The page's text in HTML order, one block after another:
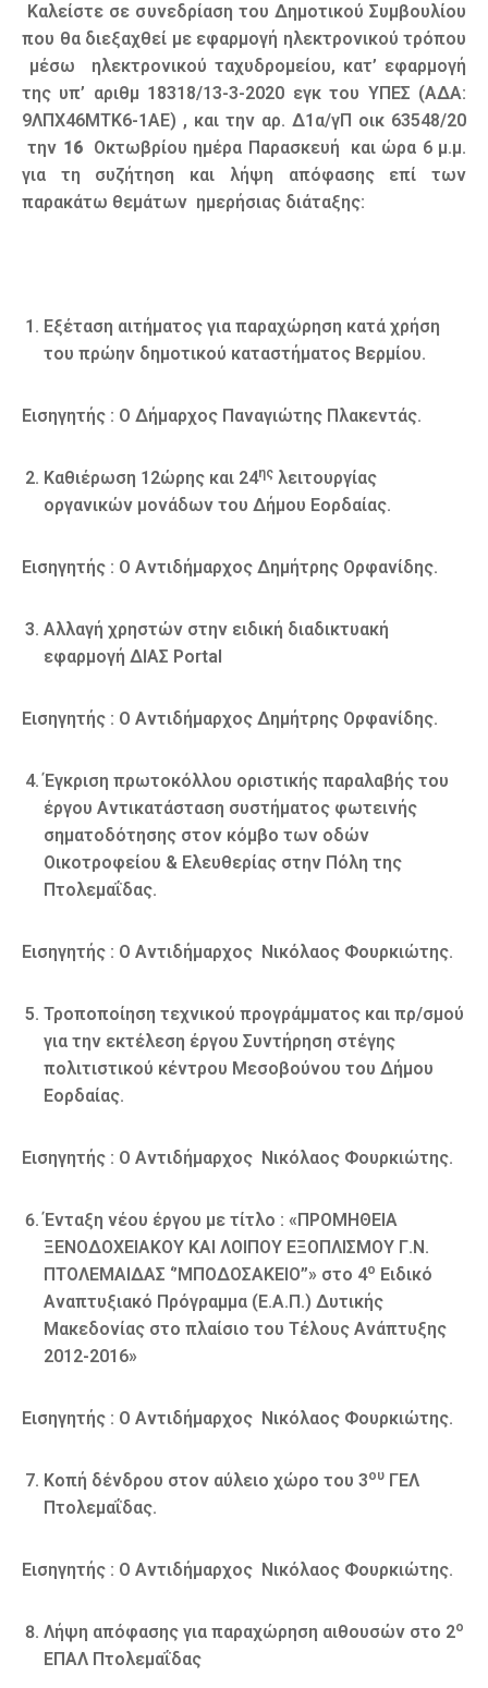
Καλείστε σε συνεδρίαση του Δημοτικού Συμβουλίου
που θα διεξαχθεί με εφαρμογή ηλεκτρονικού τρόπου
μέσω ηλεκτρονικού ταχυδρομείου, κατ’ εφαρμογή
της υπ’ αριθμ 18318/13-3-2020 εγκ του ΥΠΕΣ (ΑΔΑ:
9ΛΠΧ46ΜΤΚ6-1ΑΕ) , και την αρ. Δ1α/γΠ οικ 63548/20
την 16Οκτωβρίου ημέρα Παρασκευή και ώρα 6 μ.μ.
για τη συζήτηση και λήψη απόφασης επί των
παρακάτω θεμάτων ημερήσιας διάταξης:
Εξέταση αιτήματος για παραχώρηση κατά χρήση
του πρώην δημοτικού καταστήματος Βερμίου.
Εισηγητής : Ο Δήμαρχος Παναγιώτης Πλακεντάς.
Καθιέρωση 12ώρης και 24ης λειτουργίας
οργανικών μονάδων του Δήμου Εορδαίας.
Εισηγητής : Ο Αντιδήμαρχος Δημήτρης Ορφανίδης.
Αλλαγή χρηστών στην ειδική διαδικτυακή
εφαρμογή ΔΙΑΣ Portal
Εισηγητής : Ο Αντιδήμαρχος Δημήτρης Ορφανίδης.
Έγκριση πρωτοκόλλου οριστικής παραλαβής του
έργου Αντικατάσταση συστήματος φωτεινής
σηματοδότησης στον κόμβο των οδών
Οικοτροφείου & Ελευθερίας στην Πόλη της
Πτολεμαΐδας.
Εισηγητής : Ο Αντιδήμαρχος Νικόλαος Φουρκιώτης.
Τροποποίηση τεχνικού προγράμματος και πρ/σμού
για την εκτέλεση έργου Συντήρηση στέγης
πολιτιστικού κέντρου Μεσοβούνου του Δήμου
Εορδαίας.
Εισηγητής : Ο Αντιδήμαρχος Νικόλαος Φουρκιώτης.
Ένταξη νέου έργου με τίτλο : «ΠΡΟΜΗΘΕΙΑ
ΞΕΝΟΔΟΧΕΙΑΚΟΥ ΚΑΙ ΛΟΙΠΟΥ ΕΞΟΠΛΙΣΜΟΥ Γ.Ν.
ΠΤΟΛΕΜΑΙΔΑΣ ‘’ΜΠΟΔΟΣΑΚΕΙΟ’’» στο 4ο Ειδικό
Αναπτυξιακό Πρόγραμμα (Ε.Α.Π.) Δυτικής
Μακεδονίας στο πλαίσιο του Τέλους Ανάπτυξης
2012-2016»
Εισηγητής : Ο Αντιδήμαρχος Νικόλαος Φουρκιώτης.
Κοπή δένδρου στον αύλειο χώρο του 3ου ΓΕΛ
Πτολεμαΐδας.
Εισηγητής : Ο Αντιδήμαρχος Νικόλαος Φουρκιώτης.
Λήψη απόφασης για παραχώρηση αιθουσών στο 2ο
ΕΠΑΛ Πτολεμαΐδας